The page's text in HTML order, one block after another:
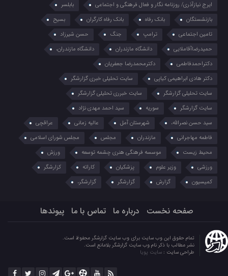
ایرج نیازآذری/ روزنامه نگار و فعال فرهنگی و اجتماعی
بابلسر
بازنشستگان
بانک رفاه بانک رفاه کارگران
بسیح
تامین اجتماعی
ترامپ جنگ
حسن شیرزاد
حمیدرضاآقاملایی
دانشگاه مازندران
دانشگاه مازندران،
دکتراحمدفاطمی
دکترمحمدرضا جعفریان
دکتر هادی ابراهیمی کیاپی
سایت تحلیلی خبری گزارشگر
سایت تحلیلی گزارشگر
سایت خبرری تحلیلی گزارشگر
سایت گزارشگر
سوریه
سید احمد مهدی نژاد
سید حسن نصرالله،
شهرستان آمل عالیه زمانی
عراقچی
فاطمه مهاجرانی
مازندران مجلس
مجلس شورای اسلامی
محیط زیست
موسسه فرهنگی هنری چشمه توسعه
ورزش
ورزشی
وزیر علوم پزشکیان کاراته
کزارشگر
کمیسیون
گزارش گزارشگر گزارشگر،
صفحه نخست درباره ما تماس با ما پیوندها
تمام حقوق این وب سایت برای وب سایت گزارشگر محفوظ است.
نشر مطالب با ذکر نام وب سایت گزارشگر بلامانع است.
طراحی سایت : سایت پویا